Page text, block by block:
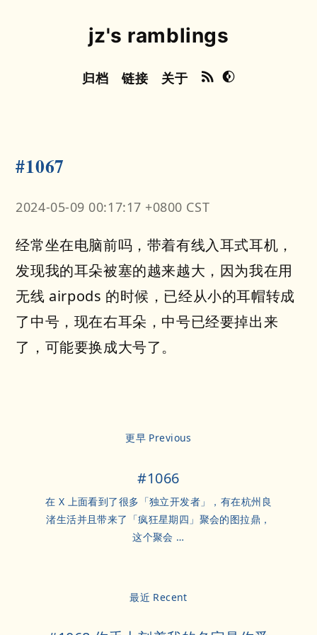
jz's ramblings
归档 链接 关于
#1067
2024-05-09 00:17:17 +0800 CST
经常坐在电脑前吗，带着有线入耳式耳机，
发现我的耳朵被塞的越来越大，因为我在用
无线 airpods 的时候，已经从小的耳帽转成
了中号，现在右耳朵，中号已经要掉出来
了，可能要换成大号了。
最近 Recent
更早 Previous
#1066
在 X 上面看到了很多「独立开发者」，有在杭州良
渚生活并且带来了「疯狂星期四」聚会的图拉鼎，
这个聚会 …